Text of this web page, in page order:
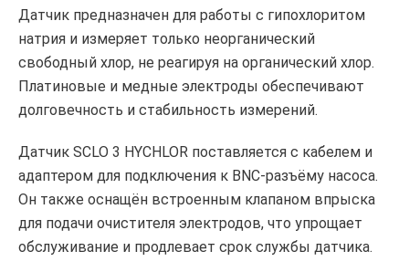
Датчик предназначен для работы с гипохлоритом
натрия и измеряет только неорганический
свободный хлор, не реагируя на органический хлор.
Платиновые и медные электроды обеспечивают
долговечность и стабильность измерений.
Датчик SCLO 3 HYCHLOR поставляется с кабелем и
адаптером для подключения к BNC-разъёму насоса.
Он также оснащён встроенным клапаном впрыска
для подачи очистителя электродов, что упрощает
обслуживание и продлевает срок службы датчика.